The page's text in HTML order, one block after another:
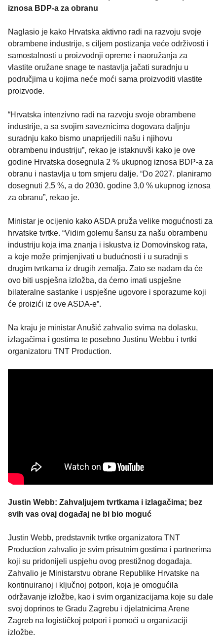
iznosa BDP-a za obranu
Naglasio je kako Hrvatska aktivno radi na razvoju svoje
obrambene industrije, s ciljem postizanja veće održivosti i
samostalnosti u proizvodnji opreme i naoružanja za
vlastite oružane snage te nastavlja jačati suradnju u
područjima u kojima neće moći sama proizvoditi vlastite
proizvode.
“Hrvatska intenzivno radi na razvoju svoje obrambene
industrije, a sa svojim saveznicima dogovara daljnju
suradnju kako bismo unaprijedili našu i njihovu
obrambenu industriju”, rekao je istaknuvši kako je ove
godine Hrvatska dosegnula 2 % ukupnog iznosa BDP-a za
obranu i nastavlja u tom smjeru dalje. “Do 2027. planiramo
dosegnuti 2,5 %, a do 2030. godine 3,0 % ukupnog iznosa
za obranu”, rekao je.
Ministar je ocijenio kako ASDA pruža velike mogućnosti za
hrvatske tvrtke. “Vidim golemu šansu za našu obrambenu
industriju koja ima znanja i iskustva iz Domovinskog rata,
a koje može primjenjivati u budućnosti i u suradnji s
drugim tvrtkama iz drugih zemalja. Zato se nadam da će
ovo biti uspješna izložba, da ćemo imati uspješne
bilateralne sastanke i uspješne ugovore i sporazume koji
će proizići iz ove ASDA-e”.
Na kraju je ministar Anušić zahvalio svima na dolasku,
izlagačima i gostima te posebno Justinu Webbu i tvrtki
organizatoru TNT Production.
Justin Webb: Zahvaljujem tvrtkama i izlagačima; bez
svih vas ovaj događaj ne bi bio moguć
Justin Webb, predstavnik tvrtke organizatora TNT
Production zahvalio je svim prisutnim gostima i partnerima
koji su pridonijeli uspjehu ovog prestižnog događaja.
Zahvalio je Ministarstvu obrane Republike Hrvatske na
kontinuiranoj i ključnoj potpori, koja je omogućila
održavanje izložbe, kao i svim organizacijama koje su dale
svoj doprinos te Gradu Zagrebu i djelatnicima Arene
Zagreb na logističkoj potpori i pomoći u organizaciji
izložbe.